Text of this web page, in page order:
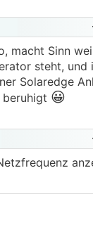
macht Sinn
steht, und
Solaredge
beruhigt 😀